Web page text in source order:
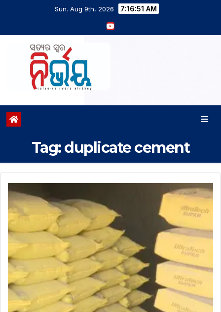
Sun. Aug 9th, 2026 7:16:51 AM
Tag:duplicate cement